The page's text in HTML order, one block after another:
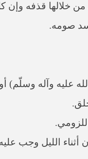
خلالها قذفه وإن
صومه.
عليه وآله وسلّم)
أثناء الليل